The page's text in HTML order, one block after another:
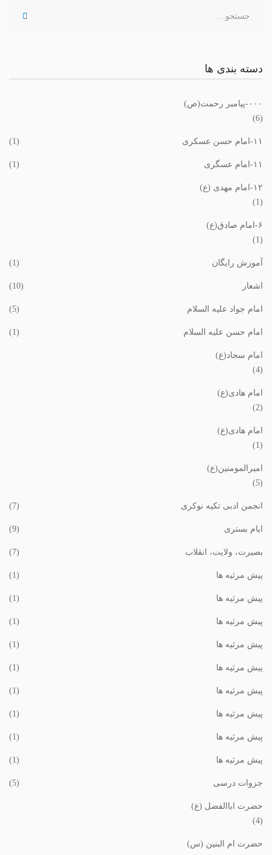
دسته بندی ها
٠٠٠-پیامبر رحمت(ص)
(6)
١١-امام حسن عسکری (1)
١١-امام عسگری (1)
١٢-امام مهدی (ع)
(1)
۶-امام صادق(ع)
(1)
آموزش رایگان (1)
اشعار (10)
امام جواد علیه السلام (5)
امام حسن علیه السلام (1)
امام سجاد(ع)
(4)
امام هادی(ع)
(2)
امام هادی(ع)
(1)
امیرالمومنین(ع)
(5)
انجمن ادبی تکیه نوکری (7)
ایام بستری (9)
بصیرت، ولایت، انقلاب (7)
پیش مرثیه ها (1)
پیش مرثیه ها (1)
پیش مرثیه ها (1)
پیش مرثیه ها (1)
پیش مرثیه ها (1)
پیش مرثیه ها (1)
پیش مرثیه ها (1)
پیش مرثیه ها (1)
پیش مرثیه ها (1)
جزوات درسی (5)
حضرت اباالفضل (ع)
(4)
حضرت ام البنین (س)